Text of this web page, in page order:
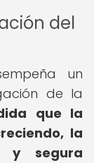
del
un
de la
que la
la
y segura